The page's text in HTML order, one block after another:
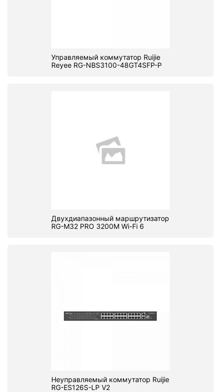
Управляемый коммутатор Ruijie
Reyee RG-NBS3100-48GT4SFP-P
Двухдиапазонный маршрутизатор
RG-M32 PRO 3200M Wi-Fi 6
Неуправляемый коммутатор Ruijie
RG-ES126S-LP V2